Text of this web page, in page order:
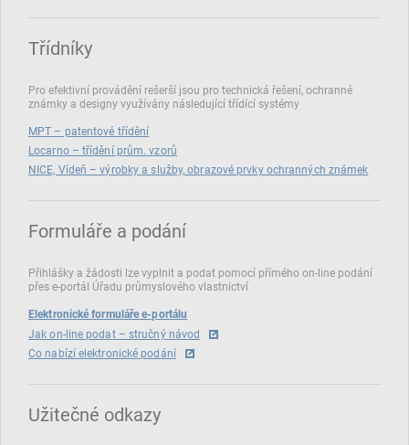
Třídníky
Pro efektivní provádění rešerší jsou pro technická řešení, ochranné
známky a designy využívány následující třídící systémy
MPT – patentové třídění
Locarno – třídění prům. vzorů
NICE, Vídeň – výrobky a služby, obrazové prvky ochranných známek
Formuláře a podání
Přihlášky a žádosti lze vyplnit a podat pomocí přímého on‑line podání
přes e‑portál Úřadu průmyslového vlastnictví
Elektronické formuláře e-portálu
Jak on-line podat – stručný návod
Co nabízí elektronické podání
Užitečné odkazy